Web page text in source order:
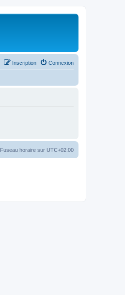
Connexion
Inscription
Fuseau horaire sur UTC+02:00